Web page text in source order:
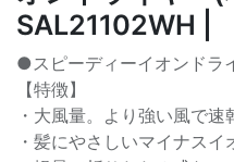
SAL21102WH |
●スピーディーイオンドラ
【特徴】
・大風量。より強い風で速
・髪にやさしいマイナスイ